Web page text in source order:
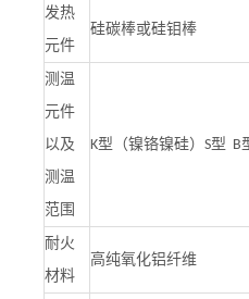
发热
元件
硅碳棒或硅钼棒
测温
元件
以及
测温
范围
K型（镍铬镍硅） S型B
耐火
材料
高纯氧化铝纤维